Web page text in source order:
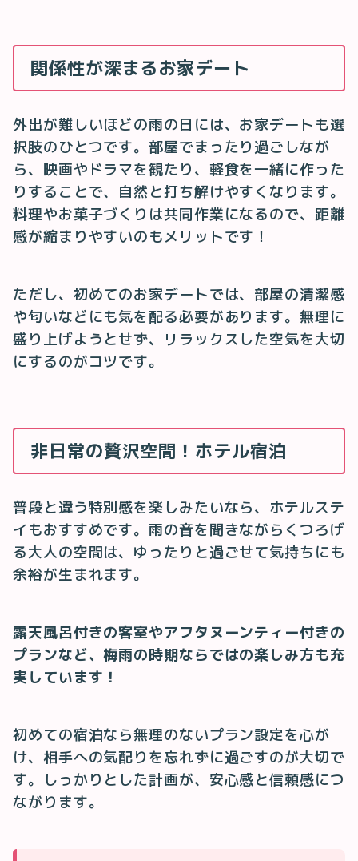
関係性が深まるお家デート
外出が難しいほどの雨の日には、お家デートも選
択肢のひとつです。部屋でまったり過ごしなが
ら、映画やドラマを観たり、軽食を一緒に作った
りすることで、自然と打ち解けやすくなります。
料理やお菓子づくりは共同作業になるので、距離
感が縮まりやすいのもメリットです！
ただし、初めてのお家デートでは、部屋の清潔感
や匂いなどにも気を配る必要があります。無理に
盛り上げようとせず、リラックスした空気を大切
にするのがコツです。
非日常の贅沢空間！ホテル宿泊
普段と違う特別感を楽しみたいなら、ホテルステ
イもおすすめです。雨の音を聞きながらくつろげ
る大人の空間は、ゆったりと過ごせて気持ちにも
余裕が生まれます。
露天風呂付きの客室やアフタヌーンティー付きの
プランなど、梅雨の時期ならではの楽しみ方も充
実しています！
初めての宿泊なら無理のないプラン設定を心が
け、相手への気配りを忘れずに過ごすのが大切で
す。しっかりとした計画が、安心感と信頼感につ
ながります。